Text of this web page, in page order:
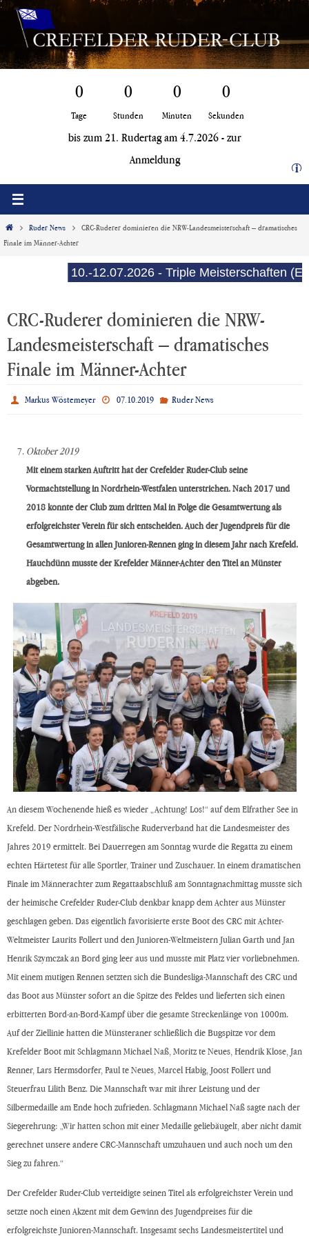
Zum
Inhalt
springen
0
Tage
0
Stunden
0
Minuten
0
Sekunden
bis zum 21. Rudertag am 4.7.2026 - zur
Anmeldung
i
Start Ruder News
CRC-Ruderer dominieren die NRW-Landesmeisterschaft – dramatisches
Finale im Männer-Achter
10.-12.07.2026 - Triple Meisterschaften (E-
CRC-Ruderer dominieren die NRW-
Landesmeisterschaft – dramatisches
Finale im Männer-Achter
Markus Wöstemeyer 07.10.2019 Ruder News
Oktober 2019
Mit einem starken Auftritt hat der Crefelder Ruder-Club seine
Vormachtstellung in Nordrhein-Westfalen unterstrichen. Nach 2017 und
2018 konnte der Club zum dritten Mal in Folge die Gesamtwertung als
erfolgreichster Verein für sich entscheiden. Auch der Jugendpreis für die
Gesamtwertung in allen Junioren-Rennen ging in diesem Jahr nach Krefeld.
Hauchdünn musste der Krefelder Männer-Achter den Titel an Münster
abgeben.
An diesem Wochenende hieß es wieder „Achtung! Los!“ auf dem Elfrather See in
Krefeld. Der Nordrhein-Westfälische Ruderverband hat die Landesmeister des
Jahres 2019 ermittelt. Bei Dauerregen am Sonntag wurde die Regatta zu einem
echten Härtetest für alle Sportler, Trainer und Zuschauer. In einem dramatischen
Finale im Männerachter zum Regattaabschluß am Sonntagnachmittag musste sich
der heimische Crefelder Ruder-Club denkbar knapp dem Achter aus Münster
geschlagen geben. Das eigentlich favorisierte erste Boot des CRC mit Achter-
Weltmeister Laurits Follert und den Junioren-Weltmeistern Julian Garth und Jan
Henrik Szymczak an Bord ging leer aus und musste mit Platz vier vorliebnehmen.
Mit einem mutigen Rennen setzten sich die Bundesliga-Mannschaft des CRC und
das Boot aus Münster sofort an die Spitze des Feldes und lieferten sich einen
erbitterten Bord-an-Bord-Kampf über die gesamte Streckenlänge von 1000m.
Auf der Ziellinie hatten die Münsteraner schließlich die Bugspitze vor dem
Krefelder Boot mit Schlagmann Michael Naß, Moritz te Neues, Hendrik Klose, Jan
Renner, Lars Hermsdorfer, Paul te Neues, Marcel Habig, Joost Follert und
Steuerfrau Lilith Benz. Die Mannschaft war mit ihrer Leistung und der
Silbermedaille am Ende hoch zufrieden. Schlagmann Michael Naß sagte nach der
Siegerehrung: „Wir hatten schon mit einer Medaille geliebäugelt, aber nicht damit
gerechnet unsere andere CRC-Mannschaft umzuhauen und auch noch um den
Sieg zu fahren.“
Der Crefelder Ruder-Club verteidigte seinen Titel als erfolgreichster Verein und
setzte noch einen Akzent mit dem Gewinn des Jugendpreises für die
erfolgreichste Junioren-Mannschaft. Insgesamt sechs Landesmeistertitel und